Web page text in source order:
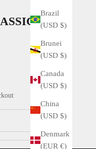
Brazil
(USD $)
Brunei
(USD $)
Canada
(USD $)
China
(USD $)
Denmark
(EUR €)